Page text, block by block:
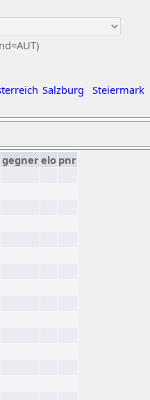
Salzburg Steiermark
gegnerelo pnr